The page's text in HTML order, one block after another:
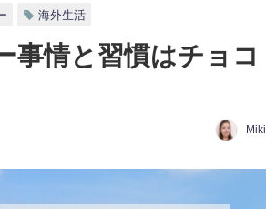
海外生活
事情と習慣はチョコ
Miki